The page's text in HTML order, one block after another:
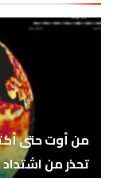
من أوت حتى
تحذر من اشتداد